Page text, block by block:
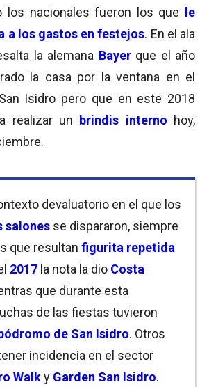
los nacionales fueron los que
le
a los gastos en festejos. En el ala
la alemana Bayer que el año
la casa por la ventana en el
Isidro pero que en este 2018
realizar un
brindis interno hoy,
devaluatorio en el que los
salones se dispararon, siempre
que resultan figurita repetida
2017 la nota la dio Costa
que durante esta
de las fiestas tuvieron
de San Isidro. Otros
incidencia en el sector
Walky Garden San Isidro.